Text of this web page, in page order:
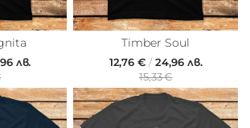
лв.
Timber Soul
12,76 €/24,96 лв.
15,33 €